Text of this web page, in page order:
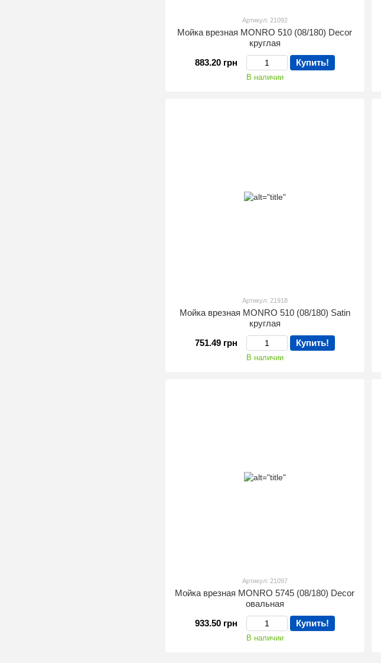
Артикул: 21092
Мойка врезная MONRO 510 (08/180) Decor
круглая
883.20 грн
Купить!
В наличии
Артикул: 21918
Мойка врезная MONRO 510 (08/180) Satin
круглая
751.49 грн
Купить!
В наличии
Артикул: 21097
Мойка врезная MONRO 5745 (08/180) Decor
овальная
933.50 грн
Купить!
В наличии